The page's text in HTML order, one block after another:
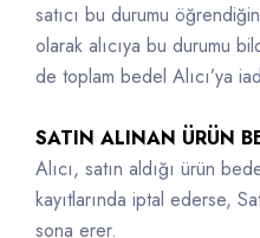
satıcı bu durumu
olarak alıcıya bu durumu
de toplam bedel Alıcı’ya
SATIN ALINAN ÜRÜN
Alıcı, satın aldığı ürün
kayıtlarında iptal ederse,
sona erer.